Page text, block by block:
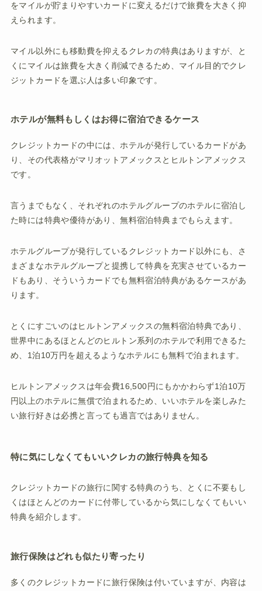
をマイルが貯まりやすいカードに変えるだけで旅費を大きく抑
えられます。
マイル以外にも移動費を抑えるクレカの特典はありますが、と
くにマイルは旅費を大きく削減できるため、マイル目的でクレ
ジットカードを選ぶ人は多い印象です。
ホテルが無料もしくはお得に宿泊できるケース
クレジットカードの中には、ホテルが発行しているカードがあ
り、その代表格がマリオットアメックスとヒルトンアメックス
です。
言うまでもなく、それぞれのホテルグループのホテルに宿泊し
た時には特典や優待があり、無料宿泊特典までもらえます。
ホテルグループが発行しているクレジットカード以外にも、さ
まざまなホテルグループと提携して特典を充実させているカー
ドもあり、そういうカードでも無料宿泊特典があるケースがあ
ります。
とくにすごいのはヒルトンアメックスの無料宿泊特典であり、
世界中にあるほとんどのヒルトン系列のホテルで利用できるた
め、1泊10万円を超えるようなホテルにも無料で泊まれます。
ヒルトンアメックスは年会費16,500円にもかかわらず1泊10万
円以上のホテルに無償で泊まれるため、いいホテルを楽しみた
い旅行好きは必携と言っても過言ではありません。
特に気にしなくてもいいクレカの旅行特典を知る
クレジットカードの旅行に関する特典のうち、とくに不要もし
くはほとんどのカードに付帯しているから気にしなくてもいい
特典を紹介します。
旅行保険はどれも似たり寄ったり
多くのクレジットカードに旅行保険は付いていますが、内容は